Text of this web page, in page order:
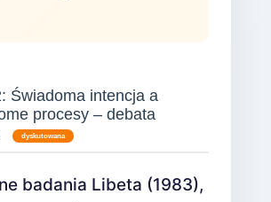
Świadoma intencja a
procesy – debata
dyskutowana
badania Libeta (1983),